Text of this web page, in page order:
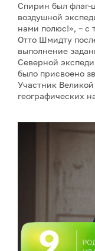
Спирин был флаг-
воздушной
нами полюс!», – с
Отто Шмидту
выполнение
Северной
было присвоено
Участник
географических